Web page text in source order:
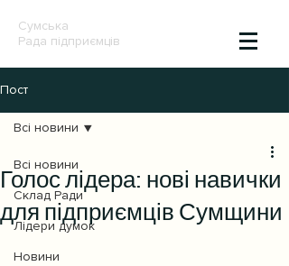
Сумська
Рада підприємців
Пост
Всі новини
Склад Ради
Лідери думок
Новини
Всі новини
Голос лідера: нові навички
для підприємців Сумщини